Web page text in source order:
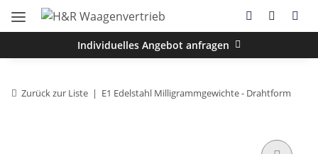
Individuelles Angebot anfragen
Zurück zur Liste E1 Edelstahl Milligrammgewichte - Drahtform